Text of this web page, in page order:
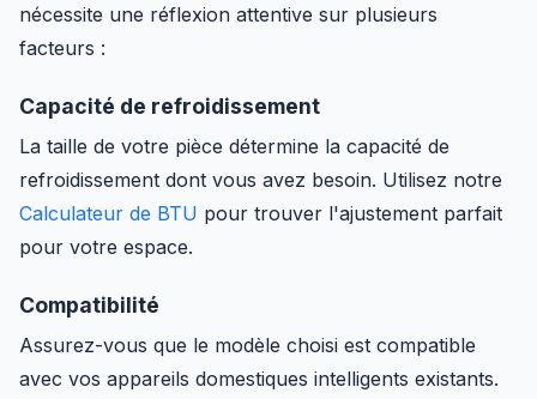
nécessite une réflexion attentive sur plusieurs
facteurs :
Capacité de refroidissement
La taille de votre pièce détermine la capacité de
refroidissement dont vous avez besoin. Utilisez notre
Calculateur de BTU pour trouver l'ajustement parfait
pour votre espace.
Compatibilité
Assurez-vous que le modèle choisi est compatible
avec vos appareils domestiques intelligents existants.